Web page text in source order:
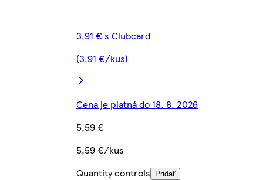
3,91 € s Clubcard
(3,91 €/kus)
Cena je platná do 18. 8. 2026
5,59 €
5,59 €/kus
Quantity controls
Pridať